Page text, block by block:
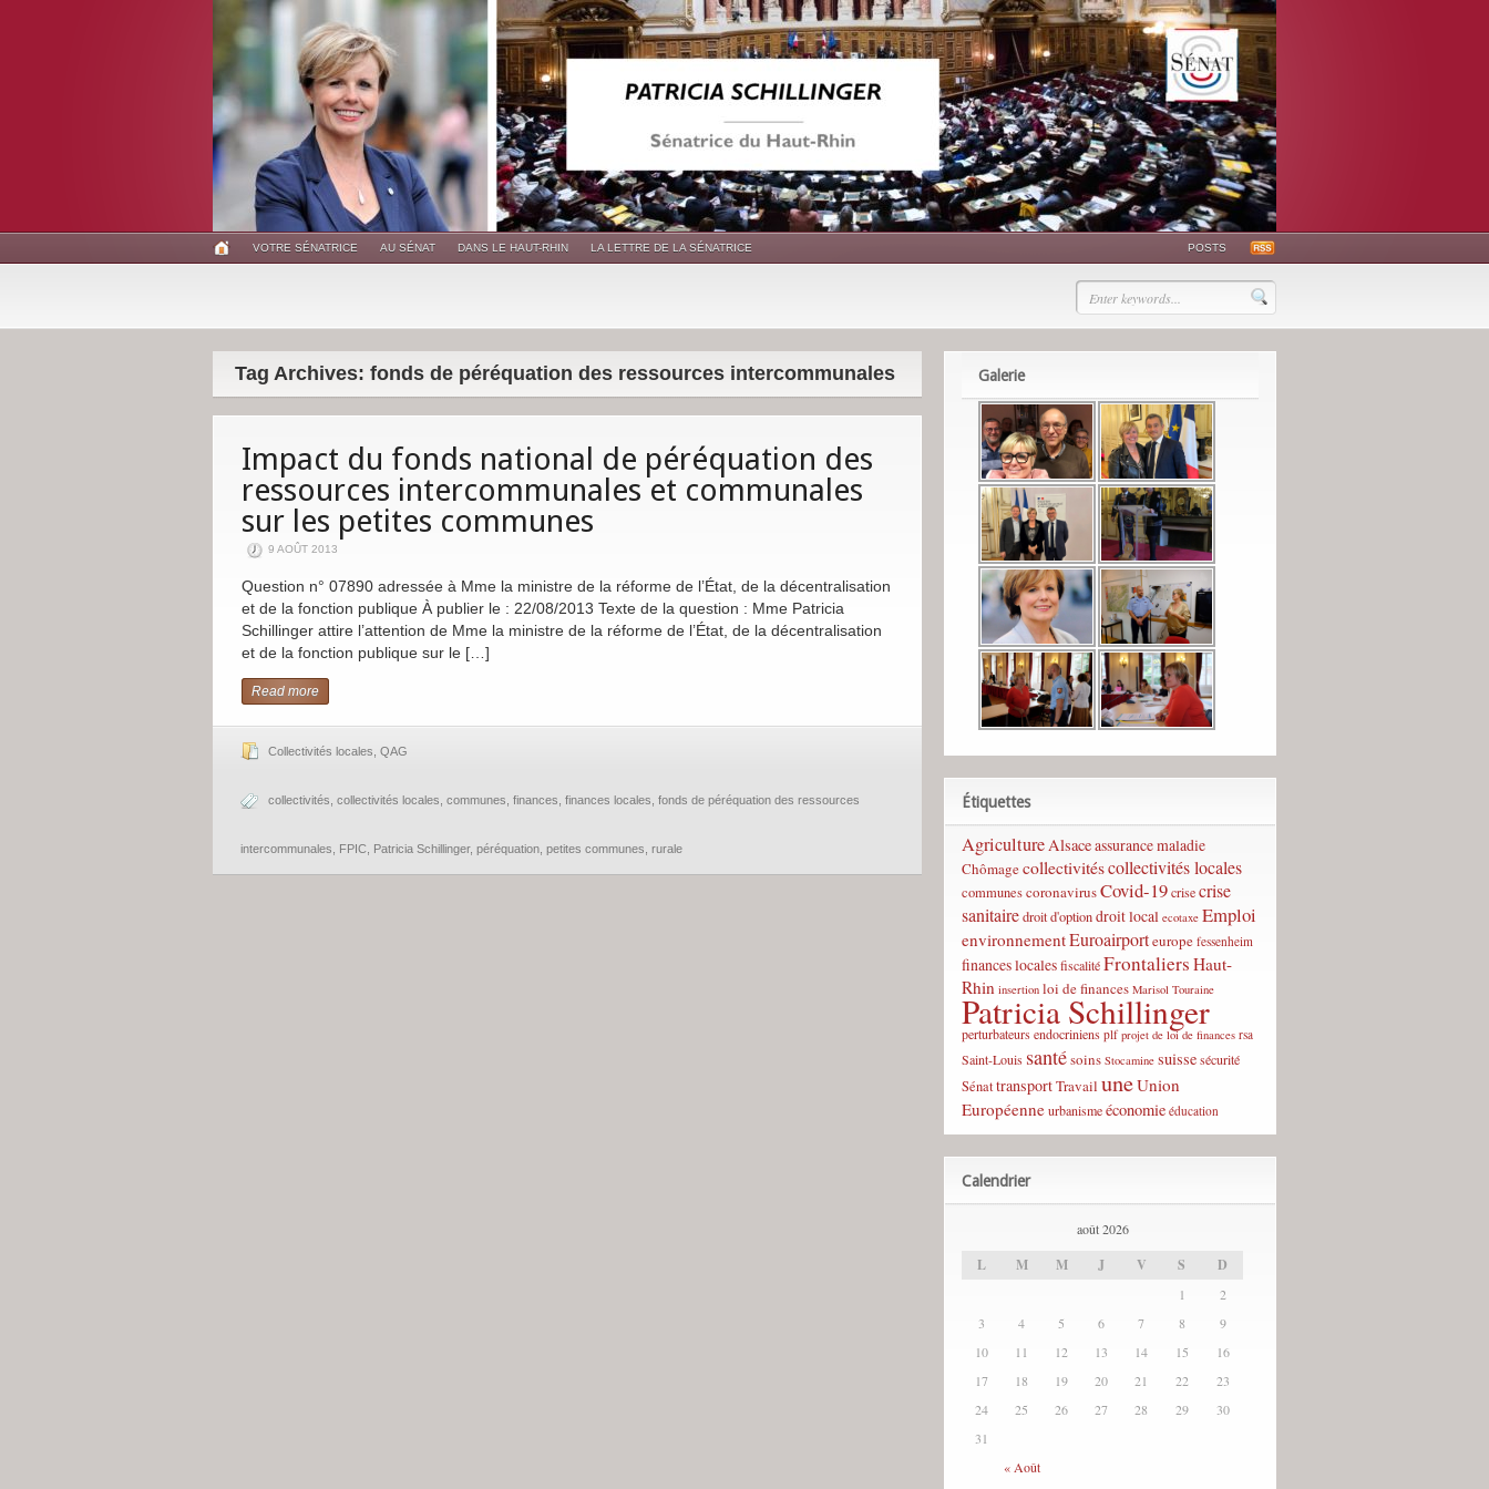
VOTRE SÉNATRICE AU SÉNAT DANS LE HAUT-RHIN LA LETTRE DE LA SÉNATRICE POSTS
Tag Archives: fonds de péréquation des ressources intercommunales
Impact du fonds national de péréquation des
ressources intercommunales et communales
sur les petites communes
9 AOÛT 2013
Question n° 07890 adressée à Mme la ministre de la réforme de l’État, de la décentralisation
et de la fonction publique À publier le : 22/08/2013 Texte de la question : Mme Patricia
Schillinger attire l’attention de Mme la ministre de la réforme de l’État, de la décentralisation
et de la fonction publique sur le […]
Read more
Collectivités locales QAG
collectivités collectivités locales communes finances finances locales fonds de péréquation des ressources
intercommunales FPIC Patricia Schillinger, péréquation petites communes rurale
Galerie
Étiquettes
Agriculture Alsaceassurance maladie
Chômagecollectivitéscollectivités locales
communescoronavirusCovid-19crisecrise
sanitairedroit d'optiondroit local ecotaxe Emploi
environnementEuroairporteurope fessenheim
finances localesfiscalitéFrontaliers Haut-
Rhin insertion loi de finances Marisol Touraine
Patricia Schillinger
perturbateurs endocriniens plf projet de loi de finances rsa
Saint-Louis santésoins Stocamine suissesécurité
SénattransportTravail uneUnion
Européenneurbanismeéconomie éducation
Calendrier
août 2026
L M M J V S D
« Août
1
2
3
4 5 6 7 8
9
10
11 12 13 14 15
16
17
18 19 20 21 22
23
24
25 26 27 28 29
30
31